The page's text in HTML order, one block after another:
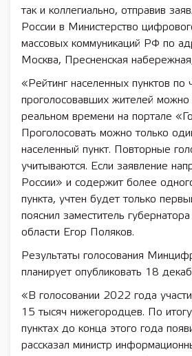
так и коллегиально, отправив
России в Министерство
массовых коммуникаций РФ по
Москва, Пресненская
«Рейтинг населенных пунктов по
проголосовавших жителей можно
реальном времени на портале
Проголосовать можно только
населенный пункт. Повторные
учитываются. Если заявление
России» и содержит более
пункта, учтен будет только
пояснил заместитель
области Егор Поляков.
Результаты голосования
планирует опубликовать 18
«В голосовании 2022 года
15 тысяч нижегородцев. По
пунктах до конца этого года
рассказал министр